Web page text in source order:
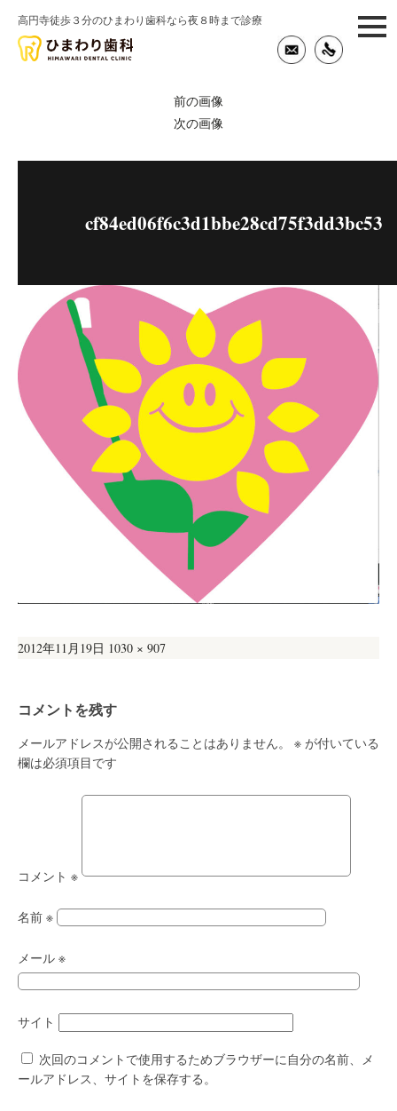
高円寺徒歩３分のひまわり歯科なら夜８時まで診療
前の画像
次の画像
cf84ed06f6c3d1bbe28cd75f3dd3bc53
投
2012年11月19日 フ
イ
ズ
1030 × 907
コメントを残す
メールアドレスが公開されることはありません。 ※ が付いている
欄は必須項目です
コメント ※
名前 ※
メール ※
サイト
次回のコメントで使用するためブラウザーに自分の名前、メ
ールアドレス、サイトを保存する。